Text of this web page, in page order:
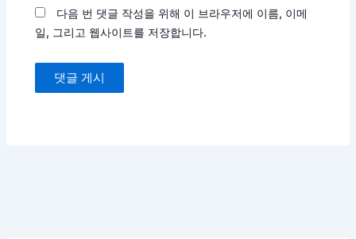
다음 번 댓글 작성을 위해 이 브라우저에 이름, 이메
일, 그리고 웹사이트를 저장합니다.